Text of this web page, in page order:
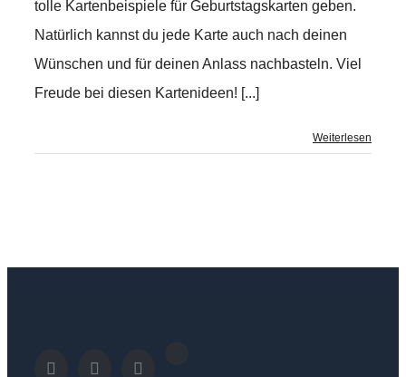
tolle Kartenbeispiele für Geburtstagskarten geben.
Natürlich kannst du jede Karte auch nach deinen
Wünschen und für deinen Anlass nachbasteln. Viel
Freude bei diesen Kartenideen! [...]
Weiterlesen